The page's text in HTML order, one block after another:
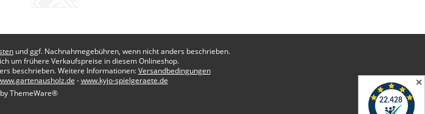
✕
und ggf. Nachnahmegebühren, wenn nicht anders beschrieben.
um frühere Verkaufspreise in diesem Onlineshop.
beschrieben. Weitere Informationen:Versandbedingungen
-www.kyjo-spielgeraete.de
ThemeWare®